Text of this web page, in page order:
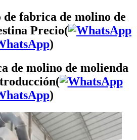
fabrica de molino de
Precio(
)
de molino de molienda
)